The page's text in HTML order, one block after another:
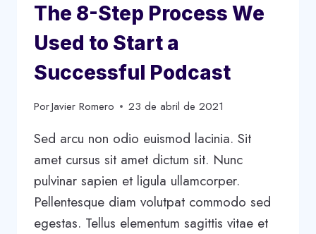
The 8-Step Process We
Used to Start a
Successful Podcast
PorJavier Romero 23 de abril de 2021
Sed arcu non odio euismod lacinia. Sit
amet cursus sit amet dictum sit. Nunc
pulvinar sapien et ligula ullamcorper.
Pellentesque diam volutpat commodo sed
egestas. Tellus elementum sagittis vitae et